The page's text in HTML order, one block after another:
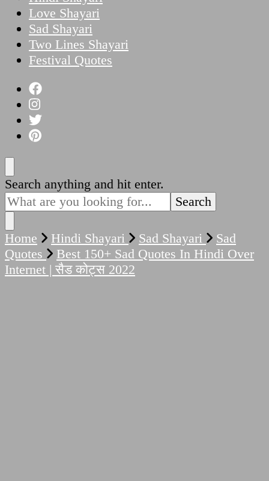
Love Shayari
Sad Shayari
Two Lines Shayari
Festival Quotes
Looking
for
Something?
Search anything and hit enter.
Home Hindi Shayari Sad Shayari
Sad
Quotes
Best 150+ Sad Quotes In Hindi Over
Internet | सैड कोट्स 2022